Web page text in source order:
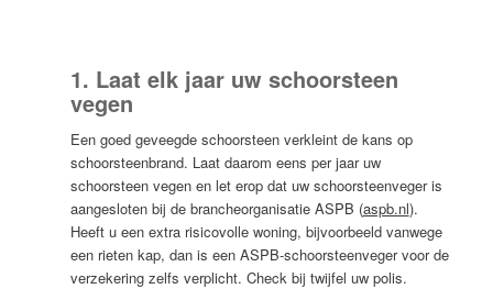
1. Laat elk jaar uw schoorsteen
vegen
Een goed geveegde schoorsteen verkleint de kans op
schoorsteenbrand. Laat daarom eens per jaar uw
schoorsteen vegen en let erop dat uw schoorsteenveger is
aangesloten bij de brancheorganisatie ASPB (aspb.nl).
Heeft u een extra risicovolle woning, bijvoorbeeld vanwege
een rieten kap, dan is een ASPB-schoorsteenveger voor de
verzekering zelfs verplicht. Check bij twijfel uw polis.